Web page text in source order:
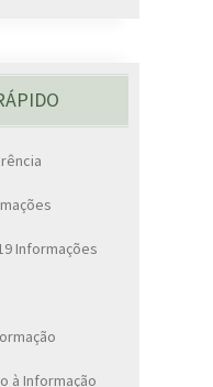
Informações
à Informação